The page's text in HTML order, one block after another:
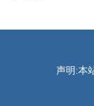
声明:本